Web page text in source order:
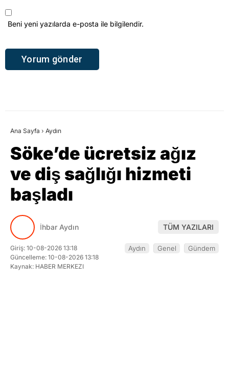
Beni yeni yazılarda e-posta ile bilgilendir.
Ana Sayfa › Aydın
Söke’de ücretsiz ağız
ve diş sağlığı hizmeti
başladı
İhbar Aydın TÜM YAZILARI
Giriş: 10-08-2026 13:18
Güncelleme: 10-08-2026 13:18
Kaynak: HABER MERKEZI
Aydın Genel Gündem